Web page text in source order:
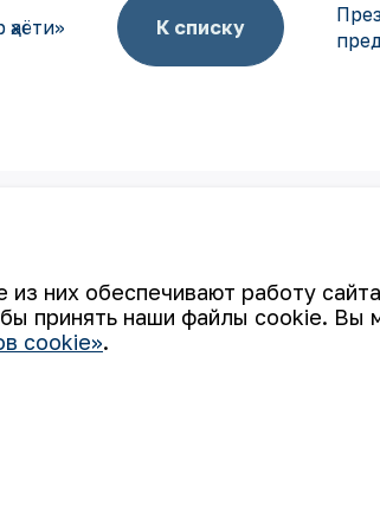
К списку
последние инновации и
до реализации готовой
брендом Узбекистана на мировых
них обеспечивают работу
принять наши файлы cookie. Вы
cookie».